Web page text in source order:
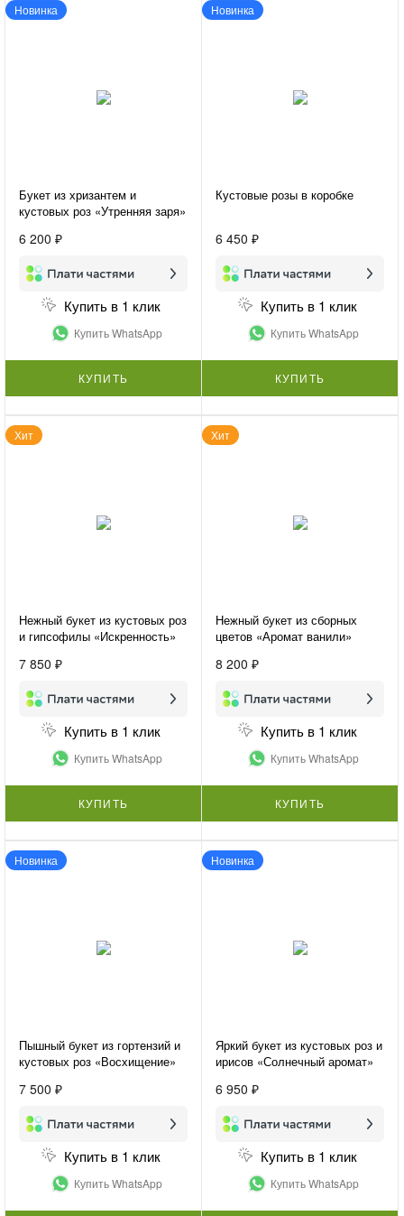
Новинка
Букет из хризантем и
кустовых роз «Утренняя заря»
6 200 ₽
Купить в 1 клик
Купить WhatsApp
КУПИТЬ
Новинка
Кустовые розы в коробке
6 450 ₽
Купить в 1 клик
Купить WhatsApp
КУПИТЬ
Хит
Нежный букет из кустовых роз
и гипсофилы «Искренность»
7 850 ₽
Купить в 1 клик
Купить WhatsApp
КУПИТЬ
Хит
Нежный букет из сборных
цветов «Аромат ванили»
8 200 ₽
Купить в 1 клик
Купить WhatsApp
КУПИТЬ
Новинка
Пышный букет из гортензий и
кустовых роз «Восхищение»
7 500 ₽
Купить в 1 клик
Купить WhatsApp
Новинка
Яркий букет из кустовых роз и
ирисов «Солнечный аромат»
6 950 ₽
Купить в 1 клик
Купить WhatsApp